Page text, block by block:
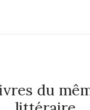
du